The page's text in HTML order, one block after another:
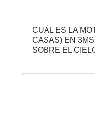
CUÁL ES LA
CASAS) EN
SOBRE EL